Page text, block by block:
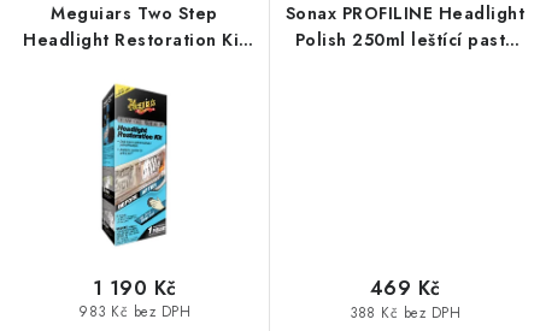
Meguiars Two Step
Headlight Restoration Kit
poškozených světlometů
983 Kč bez DPH
1 190 Kč
Sonax PROFILINE Headlight
Polish 250ml leštící pasta
388 Kč bez DPH
469 Kč